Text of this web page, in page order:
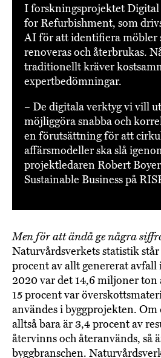
I forskningsprojektet
for Refurbishment, som
AI för att identifiera möbler
renoveras och återbrukas.
traditionellt kräver
expertbedömningar.
– De digitala verktyg vi vill
möjliggöra snabba och
en förutsättning för att
affärsmodeller ska slå
projektledaren Robert
Sustainable Business på
Men för att ändå ge några
Naturvårdsverkets statistik
procent av allt genererat avfall
2020 var det 14,6 miljoner
15 procent var
användes i byggprojekten.
alltså bara är 3,4 procent av
återvinns och återanvänds, så
byggbranschen.